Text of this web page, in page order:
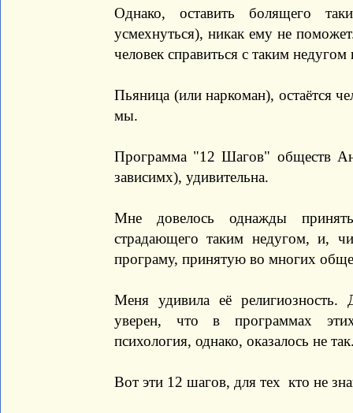
Однако, оставить болящего
усмехнуться), никак ему не
человек справиться с таким
Пьяница (или наркоман), остаётся
мы.
Программа "12 Шагов" обществ
зависимх), удивительна.
Мне довелось однажды
страдающего таким недугом, и,
програму, принятую во многих
Меня удивила её
уверен, что в программах этих
психология, однако, оказалось не
Вот эти 12 шагов, для тех кто не